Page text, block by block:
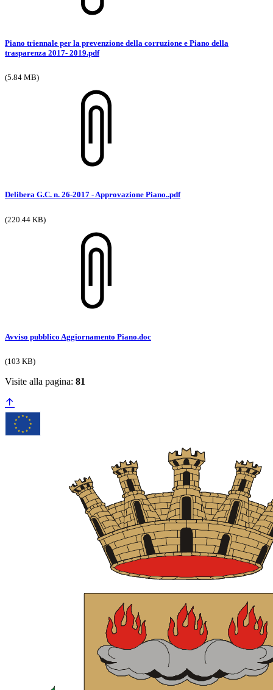
Piano triennale per la prevenzione della corruzione e Piano della
trasparenza 2017- 2019.pdf
(5.84 MB)
Delibera G.C. n. 26-2017 - Approvazione Piano..pdf
(220.44 KB)
Avviso pubblico Aggiornamento Piano.doc
(103 KB)
Visite alla pagina: 81